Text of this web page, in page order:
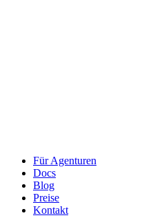
Für Agenturen
Docs
Blog
Preise
Kontakt